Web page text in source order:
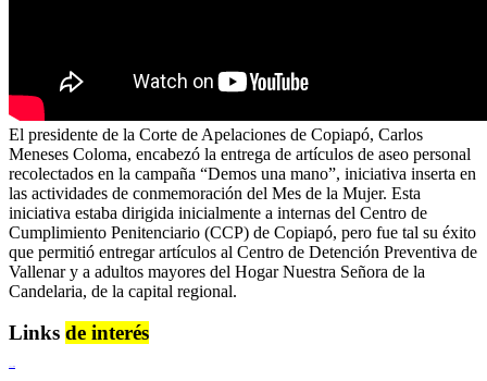
El presidente de la Corte de Apelaciones de Copiapó, Carlos
Meneses Coloma, encabezó la entrega de artículos de aseo personal
recolectados en la campaña “Demos una mano”, iniciativa inserta en
las actividades de conmemoración del Mes de la Mujer. Esta
iniciativa estaba dirigida inicialmente a internas del Centro de
Cumplimiento Penitenciario (CCP) de Copiapó, pero fue tal su éxito
que permitió entregar artículos al Centro de Detención Preventiva de
Vallenar y a adultos mayores del Hogar Nuestra Señora de la
Candelaria, de la capital regional.
Links de interés